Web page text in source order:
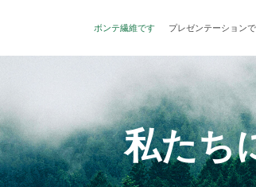
ボンテ繊維です プレゼンテーション
私たち